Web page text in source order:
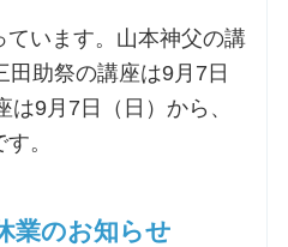
います。山本神父の講
田助祭の講座は9月7日
は9月7日（日）から、
。
業のお知らせ